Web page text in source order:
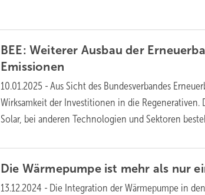
BEE: Weiterer Ausbau der
Emissionen
10.01.2025 - Aus Sicht des Bundesverbandes
Wirksamkeit der Investitionen in die
Solar, bei anderen Technologien und Sektoren
Die Wärmepumpe ist mehr als nur
13.12.2024 - Die Integration der Wärmepumpe in